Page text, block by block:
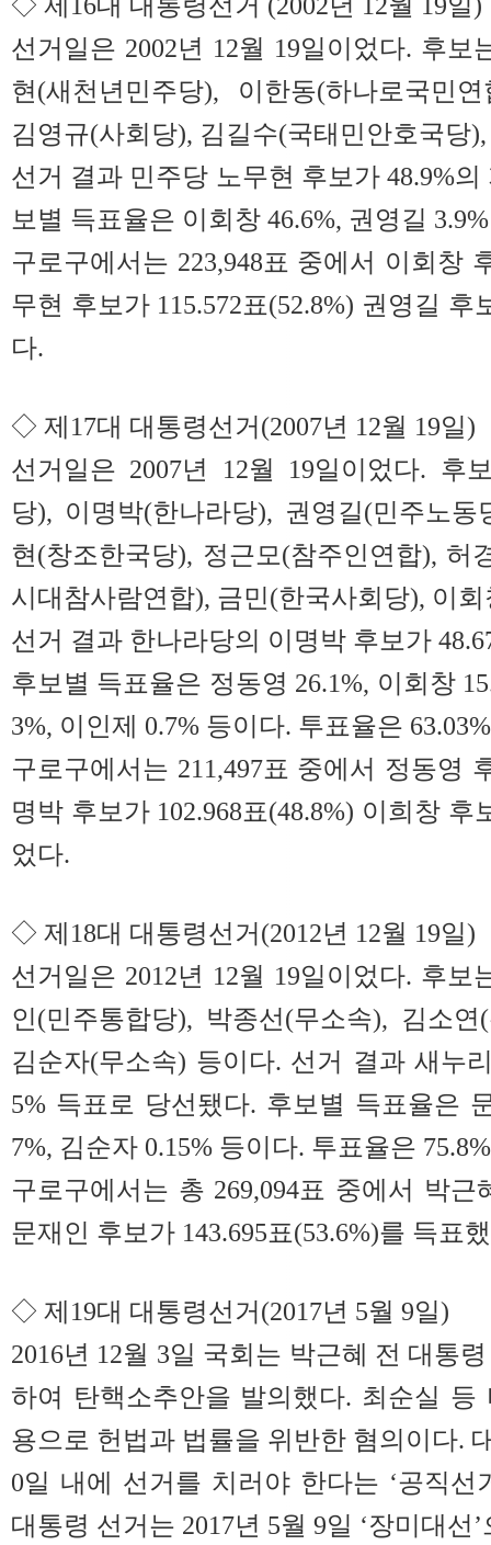
선거일은 2002년 12월 19일이었다. 후보
현(새천년민주당), 이한동(하나로국민
김영규(사회당), 김길수(국태민안호국당
선거 결과 민주당 노무현 후보가 48.9%
보별 득표율은 이회창 46.6%, 권영길
구로구에서는 223,948표 중에서 이회창
무현 후보가 115.572표(52.8%) 권영길 후
다.
◇ 제17대 대통령선거(2007년 12월 19일)
선거일은 2007년 12월 19일이었다. 후
당), 이명박(한나라당), 권영길(민주노
현(창조한국당), 정근모(참주인연합), 허
시대참사람연합), 금민(한국사회당), 이
선거 결과 한나라당의 이명박 후보가
후보별 득표율은 정동영 26.1%, 이회창
3%, 이인제 0.7% 등이다. 투표율은
구로구에서는 211,497표 중에서 정동영
명박 후보가 102.968표(48.8%) 이희창 후
었다.
◇ 제18대 대통령선거(2012년 12월 19일)
선거일은 2012년 12월 19일이었다. 후보
인(민주통합당), 박종선(무소속), 김소
김순자(무소속) 등이다. 선거 결과 새누
5% 득표로 당선됐다. 후보별 득표율은
7%, 김순자 0.15% 등이다. 투표율은
구로구에서는 총 269,094표 중에서 박근
문재인 후보가 143.695표(53.6%)를 득표
◇ 제19대 대통령선거(2017년 5월 9일)
2016년 12월 3일 국회는 박근혜 전 대통
하여 탄핵소추안을 발의했다. 최순실
용으로 헌법과 법률을 위반한 혐의이다.
0일 내에 선거를 치러야 한다는 ‘공직선
대통령 선거는 2017년 5월 9일 ‘장미대선